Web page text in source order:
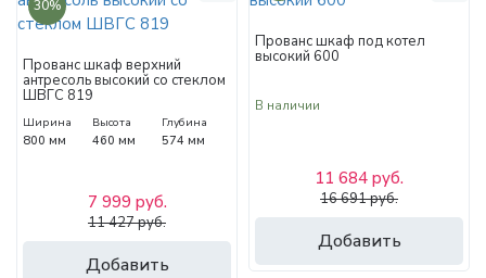
30%
Прованс шкаф верхний
антресоль высокий со стеклом
ШВГС 819
Ширина
800 мм
Высота
460 мм
Глубина
574 мм
Добавить
7 999 руб.
11 427 руб.
Прованс шкаф под котел
высокий 600
В наличии
Добавить
11 684 руб.
16 691 руб.